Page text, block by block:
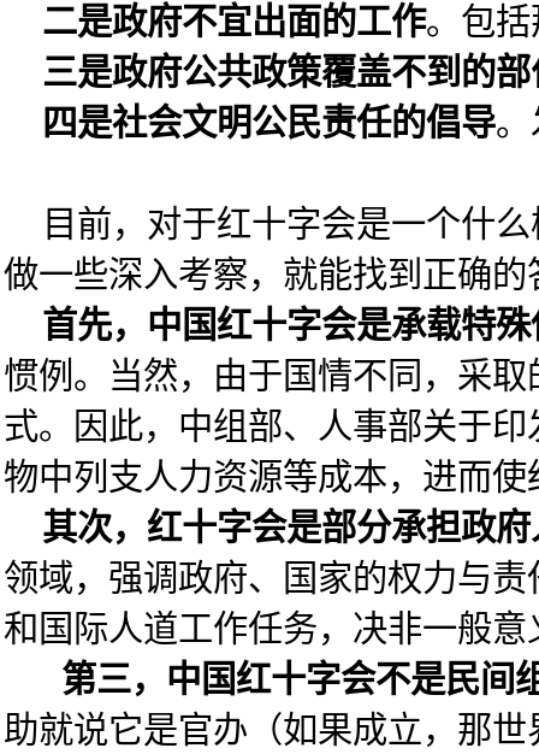
二是政府不宜出面的工作。包
三是政府公共政策覆盖不到的部
四是社会文明公民责任的倡导
目前，对于红十字会是一个什么
做一些深入考察，就能找到正确的
首先，中国红十字会是承载特殊
惯例。当然，由于国情不同，采
式。因此，中组部、人事部关于
物中列支人力资源等成本，进而
其次，红十字会是部分承担政府
领域，强调政府、国家的权力与
和国际人道工作任务，决非一般
第三，中国红十字会不是民间
助就说它是官办（如果成立，那